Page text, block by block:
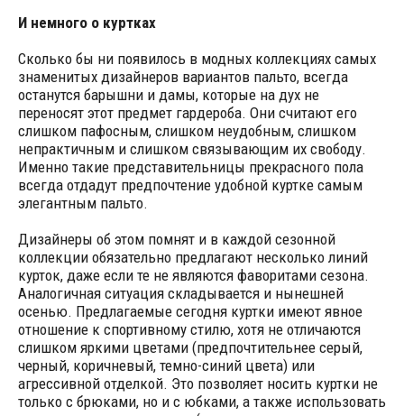
И немного о куртках
Сколько бы ни появилось в модных коллекциях самых
знаменитых дизайнеров вариантов пальто, всегда
останутся барышни и дамы, которые на дух не
переносят этот предмет гардероба. Они считают его
слишком пафосным, слишком неудобным, слишком
непрактичным и слишком связывающим их свободу.
Именно такие представительницы прекрасного пола
всегда отдадут предпочтение удобной куртке самым
элегантным пальто.
Дизайнеры об этом помнят и в каждой сезонной
коллекции обязательно предлагают несколько линий
курток, даже если те не являются фаворитами сезона.
Аналогичная ситуация складывается и нынешней
осенью. Предлагаемые сегодня куртки имеют явное
отношение к спортивному стилю, хотя не отличаются
слишком яркими цветами (предпочтительнее серый,
черный, коричневый, темно-синий цвета) или
агрессивной отделкой. Это позволяет носить куртки не
только с брюками, но и с юбками, а также использовать